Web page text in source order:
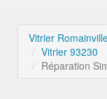
Vitrier
Vitrier 93230
Réparation